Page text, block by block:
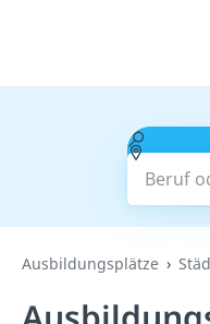
Beruf
Ausbildungsplätze